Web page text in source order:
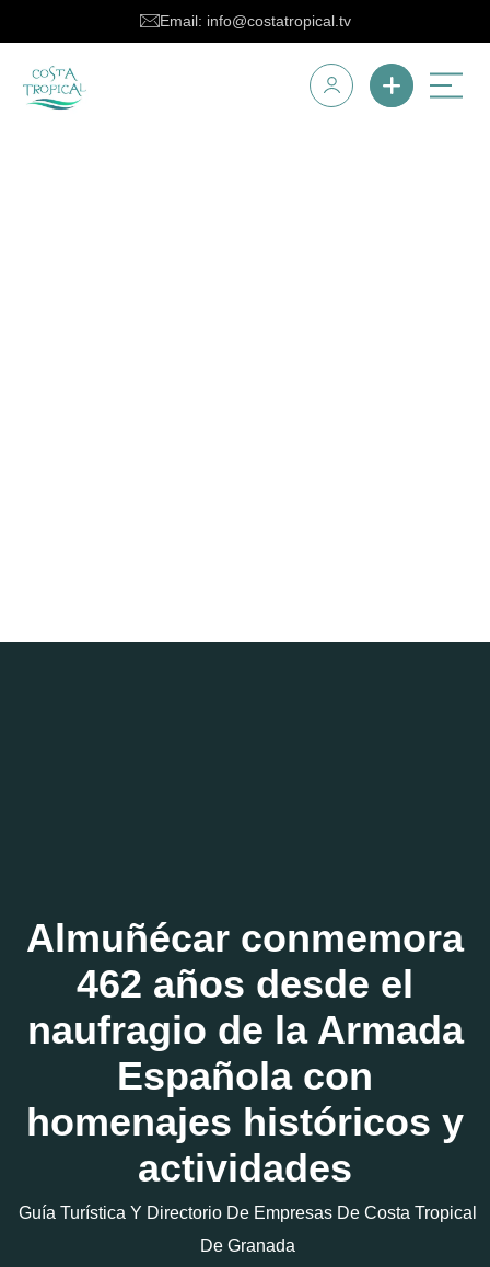
Email: info@costatropical.tv
Almuñécar conmemora
462 años desde el
naufragio de la Armada
Española con
homenajes históricos y
actividades
Guía Turística Y Directorio De Empresas De Costa Tropical
De Granada